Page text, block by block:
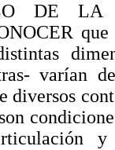
DE LA
que
varían
diversos
y